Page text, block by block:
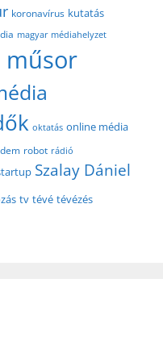
koronavírus kutatás
magyar médiahelyzet
műsor
oktatás online média
robot rádió
Szalay Dániel
tv tévé tévézés